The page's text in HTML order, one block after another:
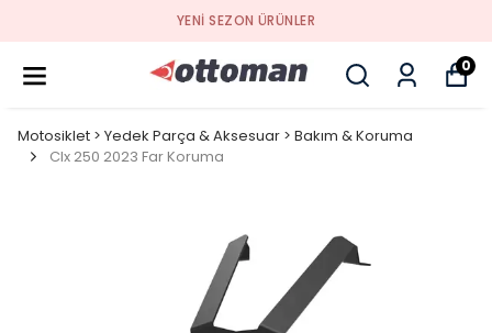
YENI SEZON ÜRÜNLER
0
Motosiklet > Yedek Parça & Aksesuar > Bakım & Koruma
Clx 250 2023 Far Koruma